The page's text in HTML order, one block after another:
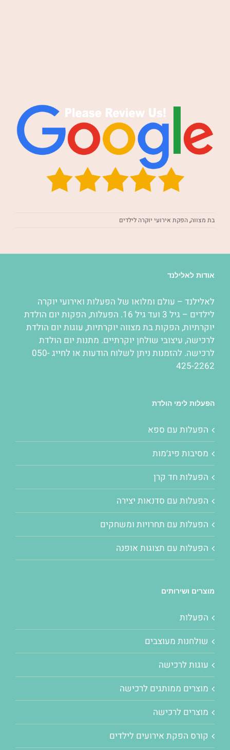
בת מצווה,הפקת אירועי יוקרה לילדים
אודות לאלילנד
לאלילנד – עולם ומלואו של הפעלות ואירועי יוקרה
לילדים – גיל 3 ועד גיל 16.
הפעלות, הפקות יום הולדת
יוקרתיות, הפקות בת מצווה יוקרתיות, עוגות יום הולדת
לרכישה, עיצובי שולחן יוקרתיים. מתנות יום הולדת
לרכישה. להזמנות ניתן לשלוח הודעות או לחייג 050-
425-2262
הפעלות לימי הולדת
הפעלות עם ספא
מסיבות פיג׳מות
הפעלות חד קרן
הפעלות עם סדנאות יצירה
הפעלות עם תחרויות ומשחקים
הפעלות עם תצוגות אופנה
מוצרים ושירותים
הפעלות
שולחנות מעוצבים
עוגות לרכישה
מוצרים ממותגים לרכישה
מוצרים לרכישה
קורס הפקת אירועים לילדים